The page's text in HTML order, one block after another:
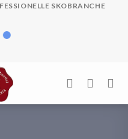
SKOBRANCHE